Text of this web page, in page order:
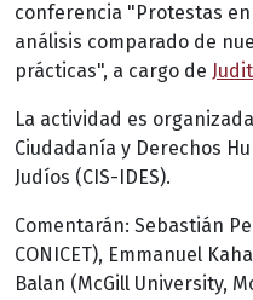
conferencia "Protestas
análisis comparado de
prácticas", a cargo de
La actividad es
Ciudadanía y Derechos
Judíos (CIS-IDES).
Comentarán: Sebastián
CONICET), Emmanuel
Balan (McGill University,